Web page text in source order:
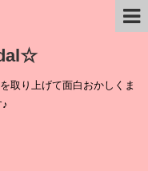
取り上げて面白おかしくま